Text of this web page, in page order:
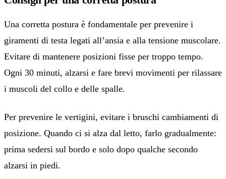
Una corretta postura è fondamentale per prevenire i
giramenti di testa legati all’ansia e alla tensione muscolare.
Evitare di mantenere posizioni fisse per troppo tempo.
Ogni 30 minuti, alzarsi e fare brevi movimenti per rilassare
i muscoli del collo e delle spalle.
Per prevenire le vertigini, evitare i bruschi cambiamenti di
posizione. Quando ci si alza dal letto, farlo gradualmente:
prima sedersi sul bordo e solo dopo qualche secondo
alzarsi in piedi.